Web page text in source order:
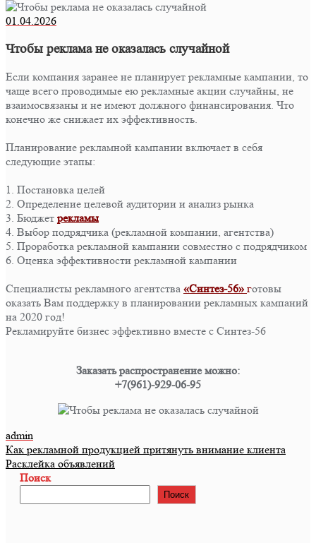
01.04.2026
Чтобы реклама не оказалась случайной
Если компания заранее не планирует рекламные кампании, то
чаще всего проводимые ею рекламные акции случайны, не
взаимосвязаны и не имеют должного финансирования. Что
конечно же снижает их эффективность.
Планирование рекламной кампании включает в себя
следующие этапы:
1. Постановка целей
2. Определение целевой аудитории и анализ рынка
3. Бюджет рекламы
4. Выбор подрядчика (рекламной компании, агентства)
5. Проработка рекламной кампании совместно с подрядчиком
6. Оценка эффективности рекламной кампании
Специалисты рекламного агентства «Синтез-56» готовы
оказать Вам поддержку в планировании рекламных кампаний
на 2020 год!
Рекламируйте бизнес эффективно вместе с Синтез-56
Заказать распространение можно:
+7(961)-929-06-95
admin
Навигация
по
записям
Как рекламной продукцией притянуть внимание клиента
Расклейка объявлений
Поиск
Поиск